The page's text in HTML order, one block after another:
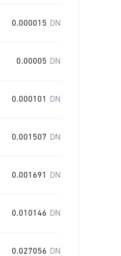
0.000015 DN
0.00005 DN
0.000101 DN
0.001507 DN
0.001691 DN
0.010146 DN
0.027056 DN